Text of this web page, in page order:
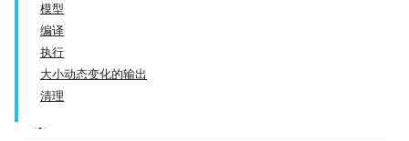
模型
编译
执行
大小动态变化的输出
清理